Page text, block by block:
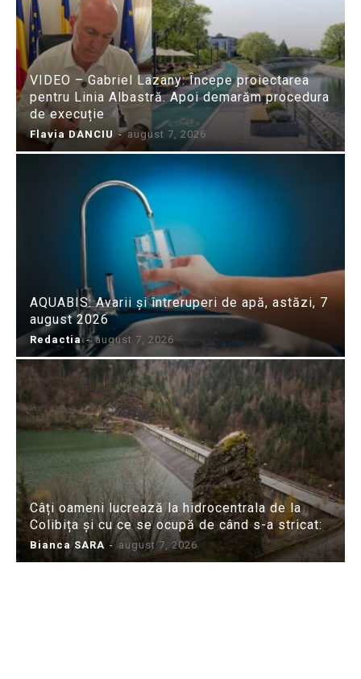
VIDEO – Gabriel Lazany: Începe proiectarea
pentru Linia Albastră. Apoi demarăm procedura
de execuție
Flavia DANCIU - august 7, 2026
AQUABIS: Avarii și întreruperi de apă, astăzi, 7
august 2026
Redactia - august 7, 2026
Câți oameni lucrează la hidrocentrala de la
Colibița și cu ce se ocupă de când s-a stricat:
Bianca SARA - august 7, 2026